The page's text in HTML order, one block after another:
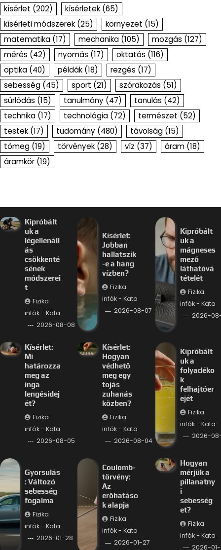
kísérlet (202) kísérletek (65)
kísérleti módszerek (25) környezet (15)
matematika (17) mechanika (105) mozgás (127)
mérés (42) nyomás (17) oktatás (116)
optika (40) példák (18) rezgés (17)
sebesség (45) sport (21) szórakozás (51)
súrlódás (15) tanulmány (47) tanulás (42)
technika (17) technológia (72) természet (52)
testek (17) tudomány (480) távolság (15)
tömeg (19) törvények (28) víz (37) áram (18)
áramkör (19)
Kipróbált
uk a
légellenáll
ás
csökkenté
sének
módszerei
t
Fizika
infók - Kata
2026-08-08
Kísérlet:
Jobban
hallatszik
-e a hang
vízben?
Fizika
infók - Kata
2026-08-07
Kipróbált
uk a
mágneses
mező
láthatóvá
tételét
Fizika
infók - Kata
2026-
Kísérlet:
Mi
határozza
meg az
inga
lengésidej
ét?
Fizika
infók - Kata
2026-08-05
Kísérlet:
Hogyan
védhető
meg egy
tojás
zuhanás
közben?
Fizika
infók - Kata
2026-08-04
Kipróbált
uk a
folyadéko
k
felhajtóer
ejét
Fizika
infók - Kata
2026-
Gyorsulás
: Változó
sebesség
fogalma
Fizika
infók - Kata
2026-01-28
Coulomb-
törvény:
Az
erőhatáso
k alapja
Fizika
infók - Kata
2026-01-27
Hogyan
mérjük a
pillanatny
i
sebesség
et?
Fizika
infók - Kata
2026-